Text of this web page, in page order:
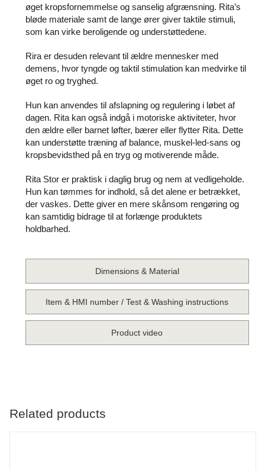
øget kropsfornemmelse og sanselig afgrænsning. Rita’s
bløde materiale samt de lange ører giver taktile stimuli,
som kan virke beroligende og understøttedene.
Rira er desuden relevant til ældre mennesker med
demens, hvor tyngde og taktil stimulation kan medvirke til
øget ro og tryghed.
Hun kan anvendes til afslapning og regulering i løbet af
dagen. Rita kan også indgå i motoriske aktiviteter, hvor
den ældre eller barnet løfter, bærer eller flytter Rita. Dette
kan understøtte træning af balance, muskel-led-sans og
kropsbevidsthed på en tryg og motiverende måde.
Rita Stor er praktisk i daglig brug og nem at vedligeholde.
Hun kan tømmes for indhold, så det alene er betrækket,
der vaskes. Dette giver en mere skånsom rengøring og
kan samtidig bidrage til at forlænge produktets
holdbarhed.
Dimensions & Material
Item & HMI number / Test & Washing instructions
Product video
Related products